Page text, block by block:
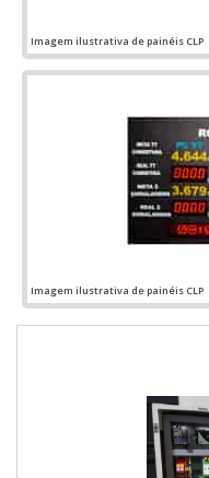
Imagem ilustrativa de painéis CLP
Imagem ilustrativa de painéis CLP